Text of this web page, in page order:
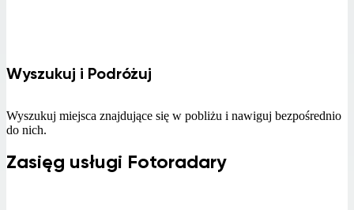
Wyszukuj i Podróżuj
Wyszukuj miejsca znajdujące się w pobliżu i nawiguj bezpośrednio
do nich.
Zasięg usługi Fotoradary